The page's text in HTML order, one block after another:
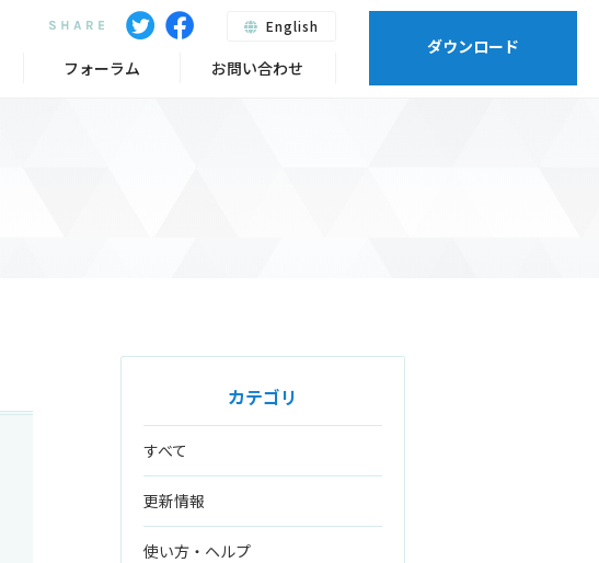
カテゴリ
すべて
更新情報
使い方・ヘルプ
ダウンロード
English
フォーラム お問い合わせ